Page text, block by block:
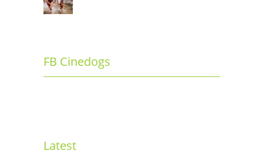
FB Cinedogs
Latest